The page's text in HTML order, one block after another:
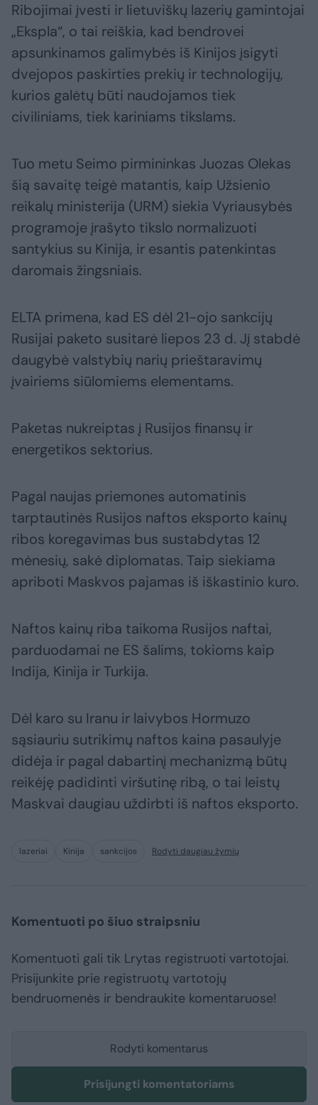
Ribojimai įvesti ir lietuviškų lazerių gamintojai
„Ekspla“, o tai reiškia, kad bendrovei
apsunkinamos galimybės iš Kinijos įsigyti
dvejopos paskirties prekių ir technologijų,
kurios galėtų būti naudojamos tiek
civiliniams, tiek kariniams tikslams.
Tuo metu Seimo pirmininkas Juozas Olekas
šią savaitę teigė matantis, kaip Užsienio
reikalų ministerija (URM) siekia Vyriausybės
programoje įrašyto tikslo normalizuoti
santykius su Kinija, ir esantis patenkintas
daromais žingsniais.
ELTA primena, kad ES dėl 21-ojo sankcijų
Rusijai paketo susitarė liepos 23 d. Jį stabdė
daugybė valstybių narių prieštaravimų
įvairiems siūlomiems elementams.
Paketas nukreiptas į Rusijos finansų ir
energetikos sektorius.
Pagal naujas priemones automatinis
tarptautinės Rusijos naftos eksporto kainų
ribos koregavimas bus sustabdytas 12
mėnesių, sakė diplomatas. Taip siekiama
apriboti Maskvos pajamas iš iškastinio kuro.
Naftos kainų riba taikoma Rusijos naftai,
parduodamai ne ES šalims, tokioms kaip
Indija, Kinija ir Turkija.
Dėl karo su Iranu ir laivybos Hormuzo
sąsiauriu sutrikimų naftos kaina pasaulyje
didėja ir pagal dabartinį mechanizmą būtų
reikėję padidinti viršutinę ribą, o tai leistų
Maskvai daugiau uždirbti iš naftos eksporto.
lazeriai Kinija sankcijos Rodyti daugiau žymių
Komentuoti po šiuo straipsniu
Komentuoti gali tik Lrytas registruoti vartotojai.
Prisijunkite prie registruotų vartotojų
bendruomenės ir bendraukite komentaruose!
Rodyti komentarus
Prisijungti komentatoriams